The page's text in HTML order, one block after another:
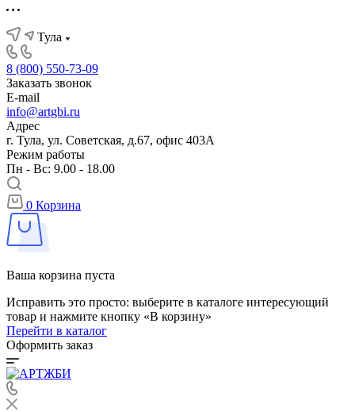
Тула
8 (800) 550-73-09
Заказать звонок
E-mail
info@artgbi.ru
Адрес
г. Тула, ул. Советская, д.67, офис 403А
Режим работы
Пн - Вс: 9.00 - 18.00
0 Корзина
Ваша корзина пуста
Исправить это просто: выберите в каталоге интересующий
товар и нажмите кнопку «В корзину»
Перейти в каталог
Оформить заказ